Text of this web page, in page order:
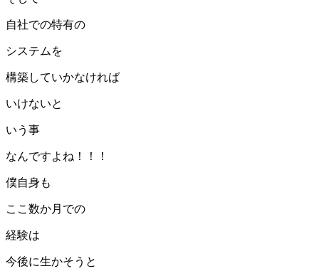
自社での特有の
システムを
構築していかなければ
いけないと
いう事
なんですよね！！！
僕自身も
ここ数か月での
経験は
今後に生かそうと